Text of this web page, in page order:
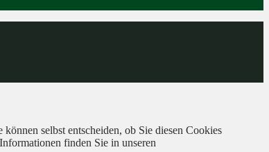
selbst entscheiden, ob Sie diesen Cookies
finden Sie in unseren